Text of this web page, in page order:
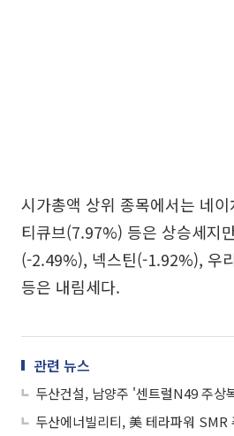
시가총액 상위 종목에서는 네
티큐브(7.97%) 등은 상승세지
(-2.49%), 넥스틴(-1.92%), 우
등은 내림세다.
관련 뉴스
두산건설, 남양주 '센트럴N49 주상